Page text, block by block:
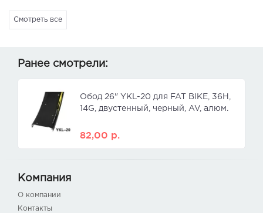
Смотреть все
Ранее смотрели:
Обод 26" YKL-20 для FAT BIKE, 36H,
14G, двустенный, черный, AV, алюм.
82,00 р.
Компания
О компании
Контакты